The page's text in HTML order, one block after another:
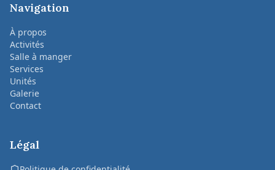
Navigation
À propos
Activités
Salle à manger
Services
Unités
Galerie
Contact
Légal